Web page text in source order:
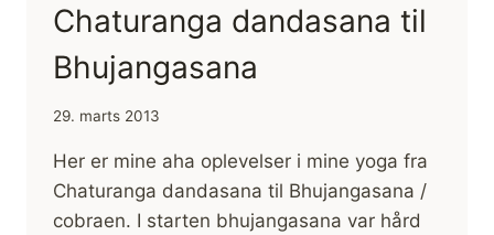
Chaturanga dandasana til
Bhujangasana
29. marts 2013
Her er mine aha oplevelser i mine yoga fra
Chaturanga dandasana til Bhujangasana /
cobraen. I starten bhujangasana var hård